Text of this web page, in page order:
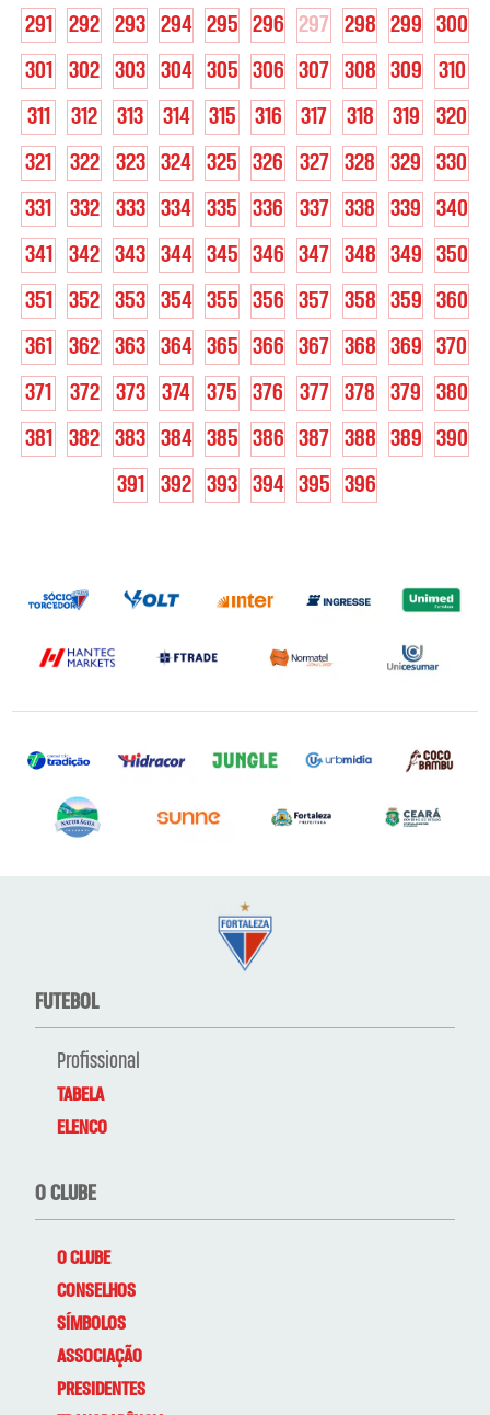
291
292 293 294 295 296 297 298 299
300
301
302 303 304 305 306 307 308 309
310
311
312 313 314 315 316 317 318 319
320
321
322 323 324 325 326 327 328 329
330
331
332 333 334 335 336 337 338 339
340
341
342 343 344 345 346 347 348 349
350
351
352 353 354 355 356 357 358 359
360
361
362 363 364 365 366 367 368 369
370
371
372 373 374 375 376 377 378 379
380
381
382 383 384 385 386 387 388 389
390
391
392 393 394 395 396
FUTEBOL
Profissional
TABELA
ELENCO
O CLUBE
O CLUBE
CONSELHOS
SÍMBOLOS
ASSOCIAÇÃO
PRESIDENTES